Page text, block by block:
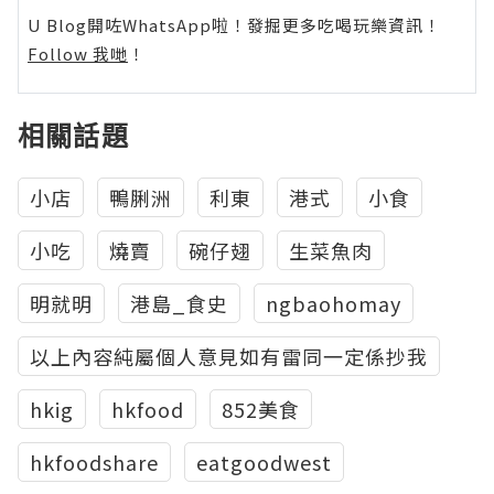
U Blog開咗WhatsApp啦！發掘更多吃喝玩樂資訊！
Follow 我哋 ！
相關話題
小店 鴨脷洲 利東 港式
小食
小吃
燒賣 碗仔翅
生菜魚肉
明就明
港島_食史
ngbaohomay
以上內容純屬個人意見如有雷同一定係抄我
hkig
hkfood
852美食
hkfoodshare
eatgoodwest